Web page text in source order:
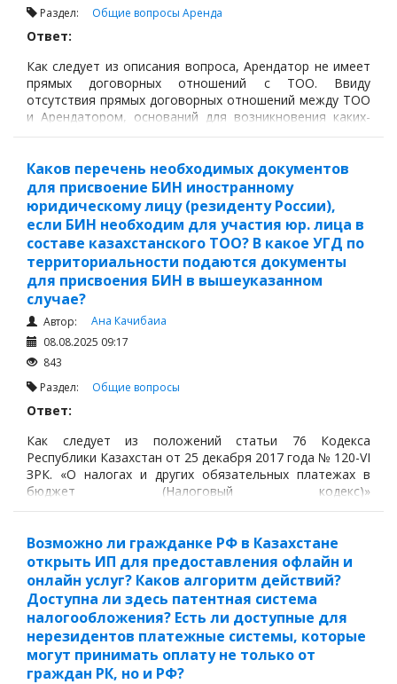
Раздел: Общие вопросы Аренда
Ответ:
Как следует из описания вопроса, Арендатор не имеет
прямых договорных отношений с ТОО. Ввиду
отсутствия прямых договорных отношений между ТОО
и Арендатором, оснований для возникновения каких-
либо рисков со стороны ТОО не усматриваются.
Каков перечень необходимых документов
для присвоение БИН иностранному
юридическому лицу (резиденту России),
если БИН необходим для участия юр. лица в
составе казахстанского ТОО? В какое УГД по
территориальности подаются документы
для присвоения БИН в вышеуказанном
случае?
Автор:
Ана Качибаиа
08.08.2025 09:17
843
Раздел: Общие вопросы
Ответ:
Как следует из положений статьи 76 Кодекса
Республики Казахстан от 25 декабря 2017 года № 120-VI
ЗРК. «О налогах и других обязательных платежах в
бюджет (Налоговый кодекс)»
https://adilet.zan.kz/rus/docs/K1700000120и других
должно получить БИН в следующих случаях если:
Возможно ли гражданке РФ в Казахстане
открыть ИП для предоставления офлайн и
онлайн услуг? Каков алгоритм действий?
Доступна ли здесь патентная система
налогообложения? Есть ли доступные для
нерезидентов платежные системы, которые
могут принимать оплату не только от
граждан РК, но и РФ?